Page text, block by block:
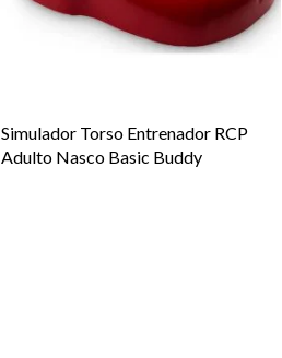
Simulador Torso Entrenador RCP
Adulto Nasco Basic Buddy